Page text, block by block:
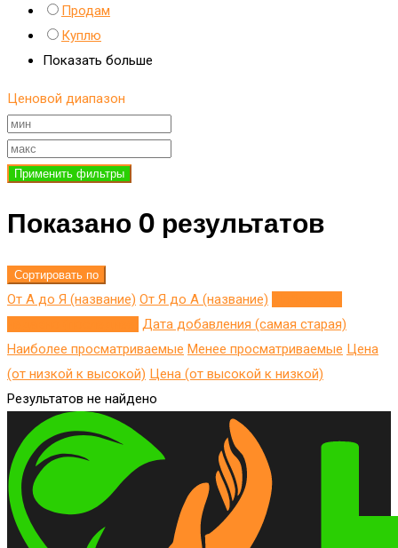
Продам
Куплю
Показать больше
Ценовой диапазон
Применить фильтры
Показано 0 результатов
Сортировать по
От А до Я (название) От Я до A (название)
Дата добавления (самая старая)
Наиболее просматриваемые Менее просматриваемые Цена
(от низкой к высокой) Цена (от высокой к низкой)
Результатов не найдено